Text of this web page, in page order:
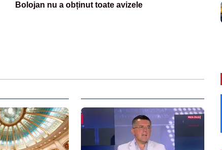
Bolojan nu a obținut toate avizele